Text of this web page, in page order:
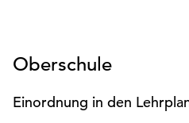
zu
akzeptieren.
Sie
können
Oberschule
Einordnung in den